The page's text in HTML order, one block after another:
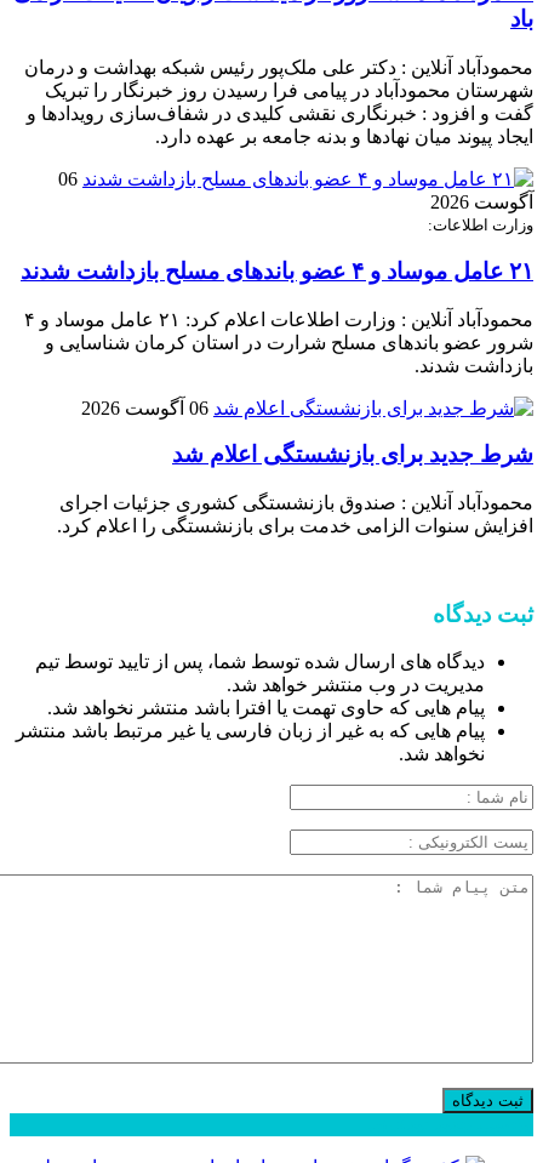
باد
محمودآباد آنلاین : دکتر علی ملک‌پور رئیس شبکه بهداشت و درمان
شهرستان محمودآباد در پیامی فرا رسیدن روز خبرنگار را تبریک
گفت و افزود : خبرنگاری نقشی کلیدی در شفاف‌سازی رویدادها و
ایجاد پیوند میان نهادها و بدنه جامعه بر عهده دارد.
06
آگوست 2026
وزارت اطلاعات:
۲۱ عامل موساد و ۴ عضو باند‌های مسلح بازداشت شدند
محمودآباد آنلاین : وزارت اطلاعات اعلام کرد: ۲۱ عامل موساد و ۴
شرور عضو باند‌های مسلح شرارت در استان کرمان شناسایی و
بازداشت شدند.
06 آگوست 2026
شرط جدید برای بازنشستگی اعلام شد
محمودآباد آنلاین : صندوق بازنشستگی کشوری جزئیات اجرای
افزایش سنوات الزامی خدمت برای بازنشستگی را اعلام کرد.
ثبت دیدگاه
دیدگاه های ارسال شده توسط شما، پس از تایید توسط تیم
مدیریت در وب منتشر خواهد شد.
پیام هایی که حاوی تهمت یا افترا باشد منتشر نخواهد شد.
پیام هایی که به غیر از زبان فارسی یا غیر مرتبط باشد منتشر
نخواهد شد.